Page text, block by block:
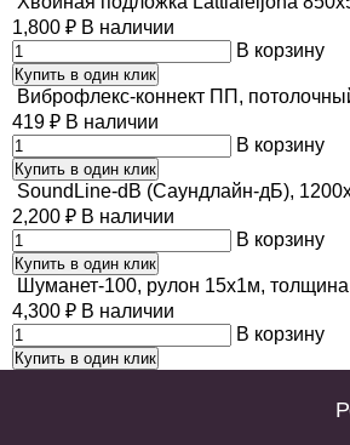
1,800 ₽ В наличии
В корзину
Купить в один клик
Виброфлекс-коннект ПП,
419 ₽ В наличии
В корзину
Купить в один клик
SoundLine-dB (Саундлайн-дБ),
2,200 ₽ В наличии
В корзину
Купить в один клик
Шуманет-100, рулон 15х1м,
4,300 ₽ В наличии
В корзину
Купить в один клик